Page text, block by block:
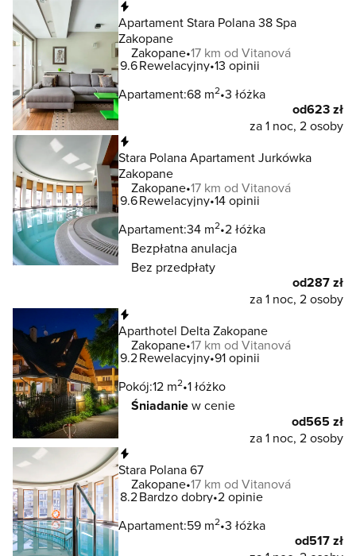
Apartament Stara Polana 38 Spa
Zakopane
Zakopane 17 km od Vitanová
9.6Rewelacyjny 13 opinii
Apartament:68 m2 3 łóżka
od623 zł
za 1 noc, 2 osoby
Stara Polana Apartament Jurkówka
Zakopane
Zakopane 17 km od Vitanová
9.6Rewelacyjny 14 opinii
Apartament:34 m2 2 łóżka
Bezpłatna anulacja
Bez przedpłaty
od287 zł
za 1 noc, 2 osoby
Aparthotel Delta Zakopane
Zakopane 17 km od Vitanová
9.2Rewelacyjny 91 opinii
Pokój:12 m2 1 łóżko
Śniadaniew cenie
od565 zł
za 1 noc, 2 osoby
Stara Polana 67
Zakopane 17 km od Vitanová
8.2Bardzo dobry 2 opinie
Apartament:59 m2 3 łóżka
od517 zł